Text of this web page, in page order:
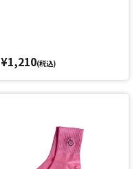
¥1,210(税込)